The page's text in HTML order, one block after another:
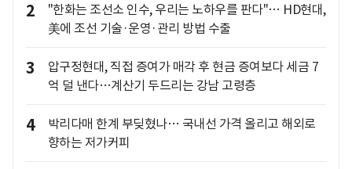
2
"한화는 조선소 인수, 우리는 노하우를 판다"… HD현대,
美에 조선 기술·운영·관리 방법 수출
3
압구정현대, 직접 증여가 매각 후 현금 증여보다 세금 7
억 덜 낸다…계산기 두드리는 강남 고령층
4
박리다매 한계 부딪혔나… 국내선 가격 올리고 해외로
향하는 저가커피